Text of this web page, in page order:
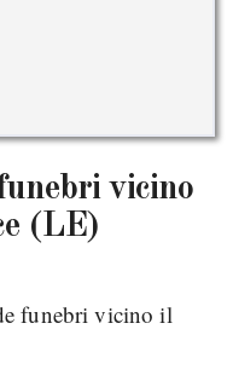
vicino
(LE)
funebri vicino il